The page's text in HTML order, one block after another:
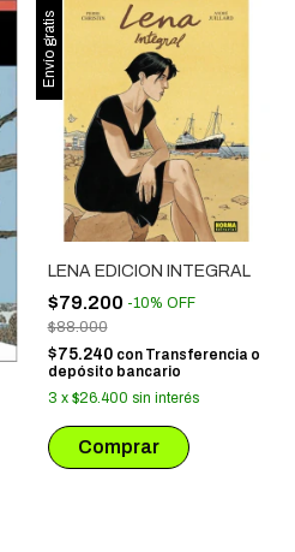
Envío gratis
LENA EDICION INTEGRAL
$79.200 -10% OFF
$88.000
$75.240 con Transferencia o
depósito bancario
3 x $26.400 sin interés